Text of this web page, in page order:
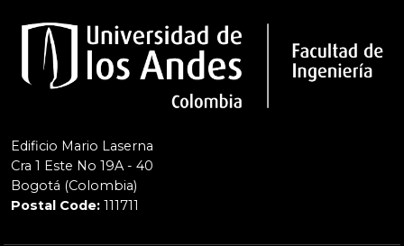
Edificio Mario Laserna
Cra 1 Este No 19A - 40
Bogotá (Colombia)
Postal Code: 111711